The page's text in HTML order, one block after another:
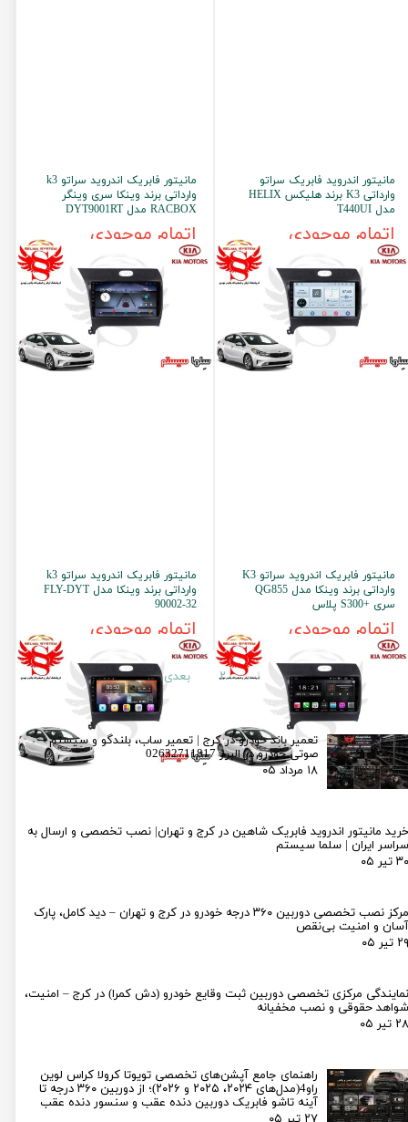
مانیتور اندروید فابریک سراتو
وارداتی K3 برند هلیکس HELIX
مدل T440UI
اتمام موجودی
مانیتور فابریک اندروید سراتو k3
وارداتی برند وینکا سری وینگر
RACBOX مدل DYT9001RT
اتمام موجودی
مانیتور فابریک اندروید سراتو K3
وارداتی برند وینکا مدل QG855
سری +S300 پلاس
اتمام موجودی
مانیتور فابریک اندروید سراتو k3
وارداتی برند وینکا مدل FLY-DYT
90002-32
اتمام موجودی
۱ ۲ بعدی
تعمیر باند خودرو در کرج | تعمیر ساب، بلندگو و سیستم
صوتی خودرو در البرز 02632711817
۱۸ مرداد ۰۵
خرید مانیتور اندروید فابریک شاهین در کرج و تهران| نصب تخصصی و ارسال به
سراسر ایران | سلما سیستم
۳۰ تیر ۰۵
مرکز نصب تخصصی دوربین ۳۶۰ درجه خودرو در کرج و تهران – دید کامل، پارک
آسان و امنیت بی‌نقص
۲۹ تیر ۰۵
نمایندگی مرکزی تخصصی دوربین ثبت وقایع خودرو (دش کمرا) در کرج – امنیت،
شواهد حقوقی و نصب مخفیانه
۲۸ تیر ۰۵
راهنمای جامع آپشن‌های تخصصی تویوتا کرولا کراس لوین
راو4(مدل‌های ۲۰۲۴، ۲۰۲۵ و ۲۰۲۶)؛ از دوربین ۳۶۰ درجه تا
آینه تاشو فابریک دوربین دنده عقب و سنسور دنده عقب